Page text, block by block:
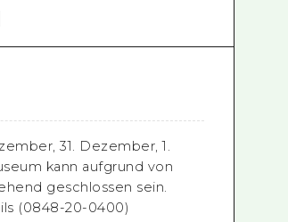
31. Dezember, 1.
kann aufgrund von
geschlossen sein.
(0848-20-0400)